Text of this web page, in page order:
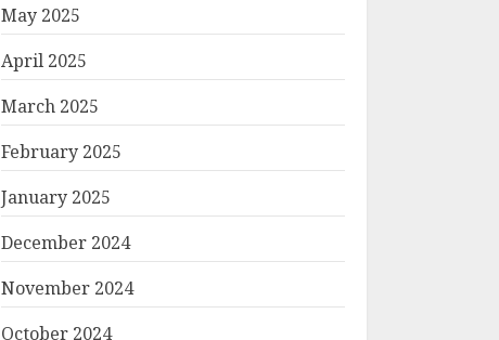
May 2025
April 2025
March 2025
February 2025
January 2025
December 2024
November 2024
October 2024